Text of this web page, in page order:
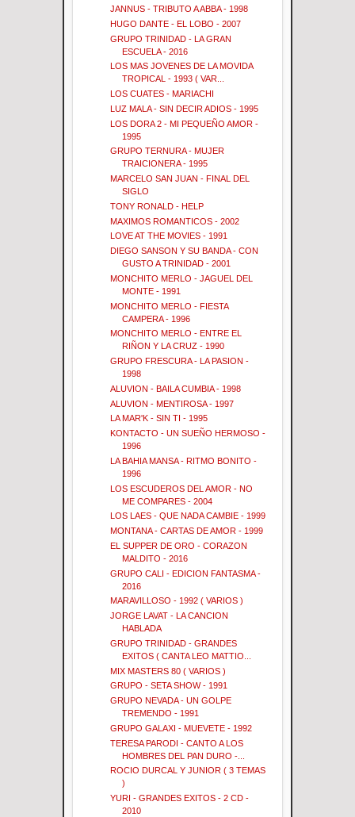
JANNUS - TRIBUTO A ABBA - 1998
HUGO DANTE - EL LOBO - 2007
GRUPO TRINIDAD - LA GRAN
ESCUELA - 2016
LOS MAS JOVENES DE LA MOVIDA
TROPICAL - 1993 ( VAR...
LOS CUATES - MARIACHI
LUZ MALA - SIN DECIR ADIOS - 1995
LOS DORA 2 - MI PEQUEÑO AMOR -
1995
GRUPO TERNURA - MUJER
TRAICIONERA - 1995
MARCELO SAN JUAN - FINAL DEL
SIGLO
TONY RONALD - HELP
MAXIMOS ROMANTICOS - 2002
LOVE AT THE MOVIES - 1991
DIEGO SANSON Y SU BANDA - CON
GUSTO A TRINIDAD - 2001
MONCHITO MERLO - JAGUEL DEL
MONTE - 1991
MONCHITO MERLO - FIESTA
CAMPERA - 1996
MONCHITO MERLO - ENTRE EL
RIÑON Y LA CRUZ - 1990
GRUPO FRESCURA - LA PASION -
1998
ALUVION - BAILA CUMBIA - 1998
ALUVION - MENTIROSA - 1997
LA MAR'K - SIN TI - 1995
KONTACTO - UN SUEÑO HERMOSO -
1996
LA BAHIA MANSA - RITMO BONITO -
1996
LOS ESCUDEROS DEL AMOR - NO
ME COMPARES - 2004
LOS LAES - QUE NADA CAMBIE - 1999
MONTANA - CARTAS DE AMOR - 1999
EL SUPPER DE ORO - CORAZON
MALDITO - 2016
GRUPO CALI - EDICION FANTASMA -
2016
MARAVILLOSO - 1992 ( VARIOS )
JORGE LAVAT - LA CANCION
HABLADA
GRUPO TRINIDAD - GRANDES
EXITOS ( CANTA LEO MATTIO...
MIX MASTERS 80 ( VARIOS )
GRUPO - SETA SHOW - 1991
GRUPO NEVADA - UN GOLPE
TREMENDO - 1991
GRUPO GALAXI - MUEVETE - 1992
TERESA PARODI - CANTO A LOS
HOMBRES DEL PAN DURO -...
ROCIO DURCAL Y JUNIOR ( 3 TEMAS
)
YURI - GRANDES EXITOS - 2 CD -
2010